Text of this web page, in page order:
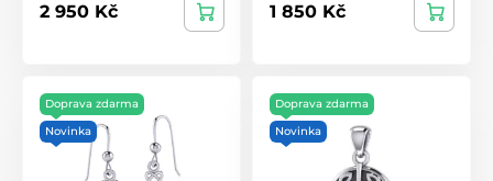
2 950 Kč 1 850 Kč
Doprava zdarma
Novinka
Doprava zdarma
Novinka